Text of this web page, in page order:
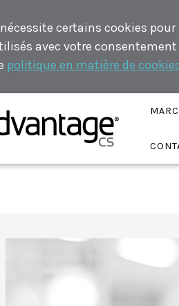
certains cookies
avec votre
politique en matière de